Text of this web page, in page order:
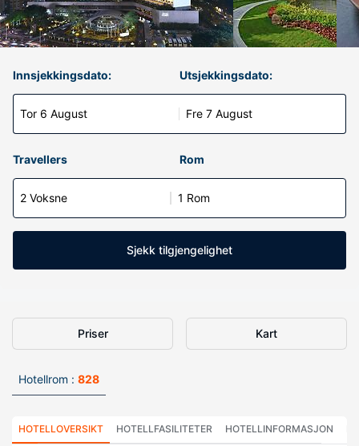
Innsjekkingsdato:
Tor 6 August
Utsjekkingsdato:
Fre 7 August
Travellers Rom
2 Voksne 1 Rom
Sjekk tilgjengelighet
Priser Kart
Hotellrom : 828
HOTELLOVERSIKT HOTELLFASILITETER HOTELLINFORMASJON